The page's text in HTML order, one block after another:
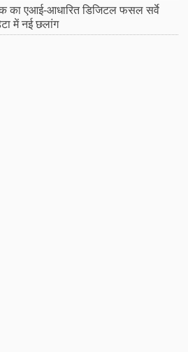
का एआई-आधारित डिजिटल फसल सर्वे
में नई छलांग